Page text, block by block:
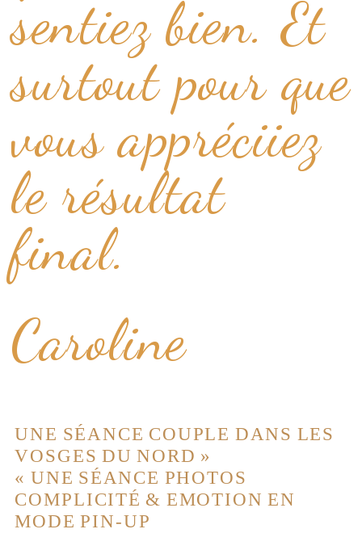
sentiez bien. Et
surtout pour que
vous appréciiez
le résultat
final.
Caroline
UNE SÉANCE COUPLE DANS LES
VOSGES DU NORD »
« UNE SÉANCE PHOTOS
COMPLICITÉ & EMOTION EN
MODE PIN-UP